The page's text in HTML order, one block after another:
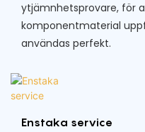
ytjämnhetsprovare, för
komponentmaterial
användas perfekt.
Enstaka service